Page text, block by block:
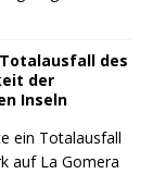
des
der
Inseln
ein Totalausfall
auf La Gomera